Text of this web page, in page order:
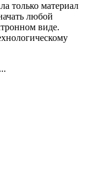
только материал
любой
виде.